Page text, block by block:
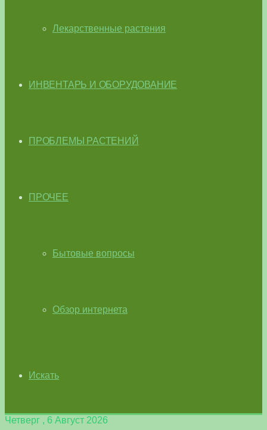
Лекарственные растения
ИНВЕНТАРЬ И ОБОРУДОВАНИЕ
ПРОБЛЕМЫ РАСТЕНИЙ
ПРОЧЕЕ
Бытовые вопросы
Обзор интернета
Искать
Четверг , 6 Август 2026